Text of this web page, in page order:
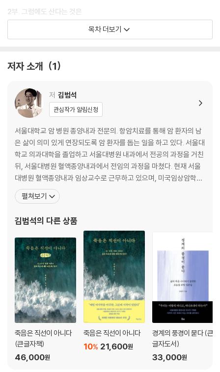
2부. 그럼에도 산다는 것은
인생 리셋 / 기적 / 학교에서 잘렸어요 / 잔인한 생 / 아이의 신발 / 오늘도
별과 별 사이: 600대 1의 관계 / 누군가를 이해한다는 것 / 눈을 마주치지
않는 사람들 / 파비우스 막시무스 / 너무 늦게 이야기해주는 것 아닌가요 /
3월의 신부 / 윤리적인 인간 / 이기심과 이타심
4부. 생사의 경계에서
각자도생, 아는 사람을 찾아라 / 최선을 다하는 것이 최선이었을까 / 존엄
한 죽음을 위해서: 연명의료 결정법에 대하여 / 울 수 있는 권리 / 죽음을
기다리는 시간 / 마지막 뒷모습
이야기를 마치며
목차 더보기
저자 소개 1
저 김범석
관심작가 알림신청
서울대학교 암 병원 종양내과 전문의. 항암치료를 통해 암 환자의 남
은 삶이 의미 있게 연장되도록 암 환자를 돕는 일을 하고 있다. 서울대
학교 의과대학을 졸업하고 서울대병원 내과에서 전공의 과정을 거친
뒤, 서울대병원 혈액종양내과에서 전임의 과정을 마쳤다. 현재 서울
대병원 혈액종양내과 임상교수로 근무하고 있으며, 미국임상암학회,
미국암학회, 유럽종양내과학회, 대한항암요법연구회, 대한종양내과
학회 등 여러 학회 회원으로 활동하고 있다. 제3회 보령의사수필문학
다. 저서로는 《진료실에서 못다 한 항암치료 이야기》 《천국의 하
펼쳐보기
김범석의 다른 상품
죽음은 직선이 아니다
(큰글자책)
46,000원
죽음은 직선이 아니다
21,600원
10%
경계의 풍경이 묻다 (큰
글자도서)
33,000원